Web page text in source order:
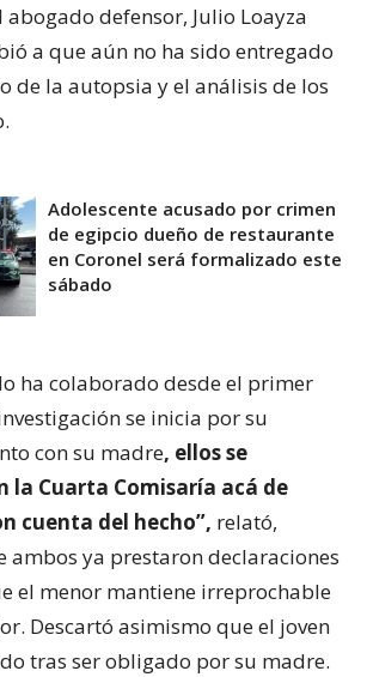
abogado defensor, Julio Loayza
a que aún no ha sido entregado
de la autopsia y el análisis de los
Adolescente acusado por crimen
de egipcio dueño de restaurante
en Coronel será formalizado este
sábado
ha colaborado desde el primer
se inicia por su
con su madre, ellos se
la Cuarta Comisaría acá de
cuenta del hecho”, relató,
ambos ya prestaron declaraciones
el menor mantiene irreprochable
Descartó asimismo que el joven
tras ser obligado por su madre.